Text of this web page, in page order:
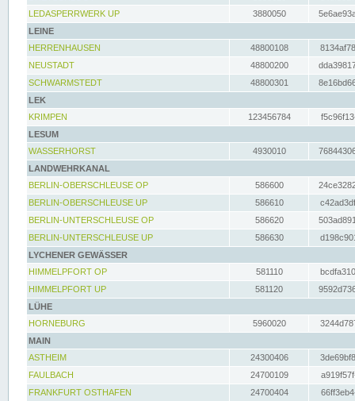
LEDASPERRWERK UP
3880050
LEINE
HERRENHAUSEN
48800108
NEUSTADT
48800200
SCHWARMSTEDT
48800301
LEK
KRIMPEN
123456784
LESUM
WASSERHORST
4930010
LANDWEHRKANAL
BERLIN-OBERSCHLEUSE OP
586600
BERLIN-OBERSCHLEUSE UP
586610
BERLIN-UNTERSCHLEUSE OP
586620
BERLIN-UNTERSCHLEUSE UP
586630
LYCHENER GEWÄSSER
HIMMELPFORT OP
581110
HIMMELPFORT UP
581120
LÜHE
HORNEBURG
5960020
MAIN
ASTHEIM
24300406
FAULBACH
24700109
FRANKFURT OSTHAFEN
24700404